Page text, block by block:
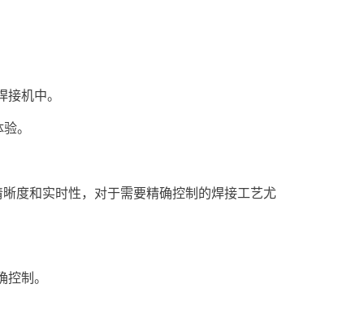
机中。
。
和实时性，对于需要精确控制的焊接工艺尤
制。